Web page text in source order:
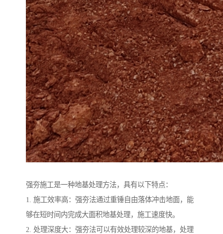
强夯施工是一种地基处理方法，具有以下特点：
1. 施工效率高：强夯法通过重锤自由落体冲击地面，能
够在短时间内完成大面积地基处理，施工速度快。
2. 处理深度大：强夯法可以有效处理较深的地基，处理